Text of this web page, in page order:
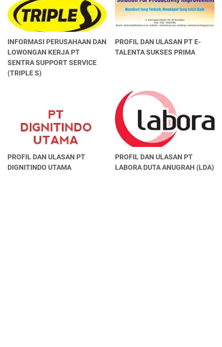
INFORMASI PERUSAHAAN DAN
LOWONGAN KERJA PT
SENTRA SUPPORT SERVICE
(TRIPLE S)
PROFIL DAN ULASAN PT E-
TALENTA SUKSES PRIMA
PROFIL DAN ULASAN PT
DIGNITINDO UTAMA
PROFIL DAN ULASAN PT
LABORA DUTA ANUGRAH (LDA)